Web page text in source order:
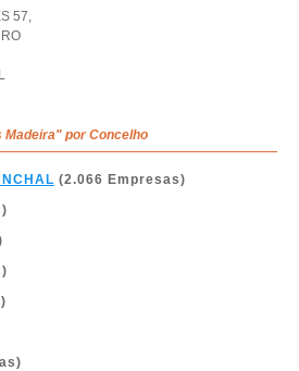
57,
por Concelho
(2.066 Empresas)